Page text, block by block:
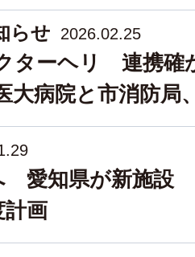
らせ 2026.02.25
ターヘリ 連携
大病院と市消防局
愛知県が新施設
画